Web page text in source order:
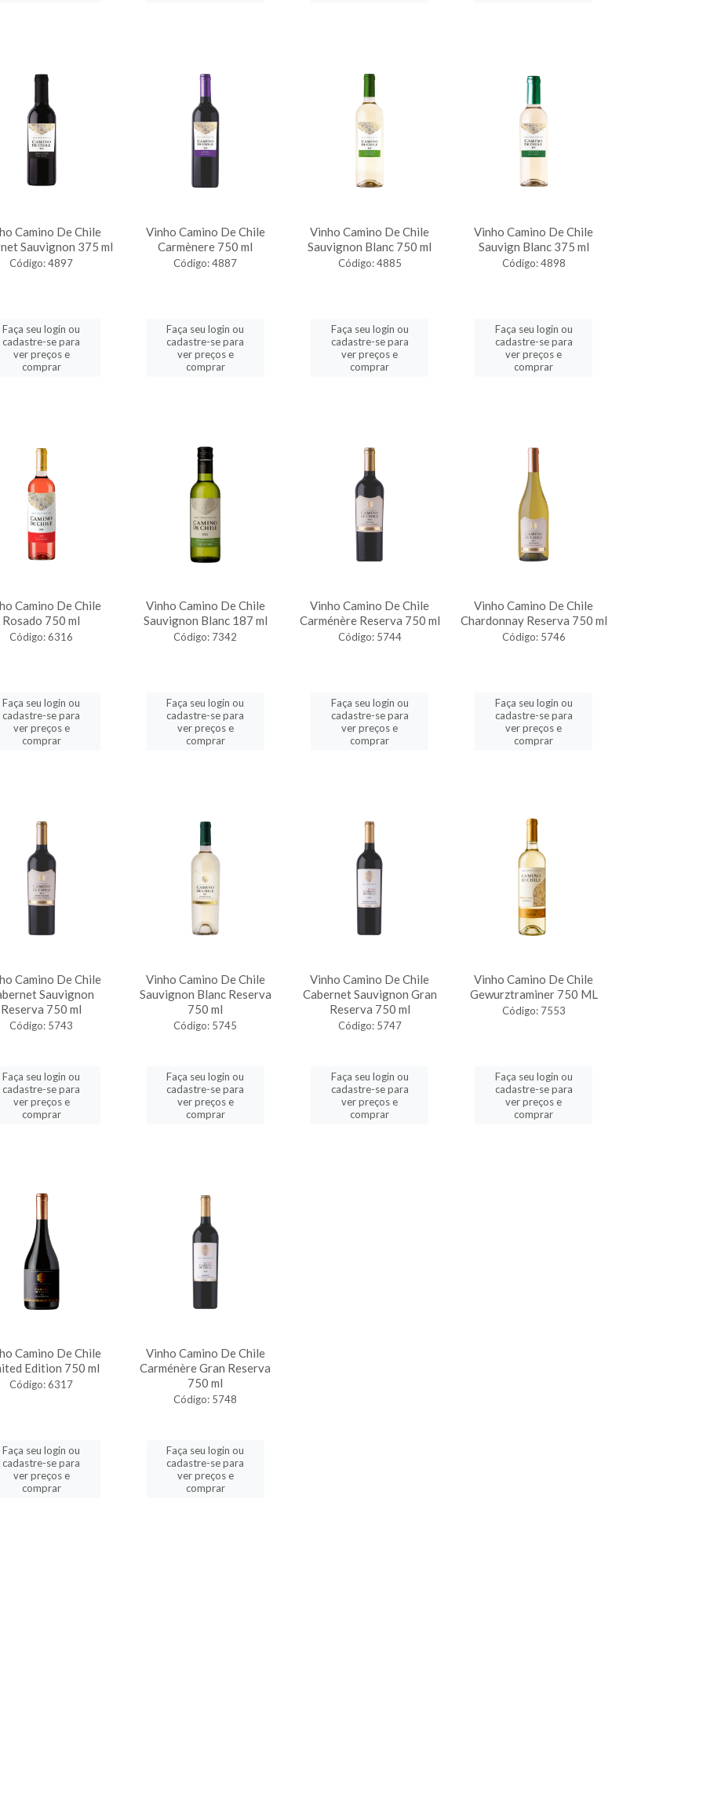
Camino De Chile
Sauvignon 375 ml
Código: 4897
Faça seu login ou
cadastre-se para
ver preços e
comprar
Vinho Camino De Chile
Carmènere 750 ml
Código: 4887
Faça seu login ou
cadastre-se para
ver preços e
comprar
Vinho Camino De Chile
Sauvignon Blanc 750 ml
Código: 4885
Faça seu login ou
cadastre-se para
ver preços e
comprar
Vinho Camino De Chile
Sauvign Blanc 375 ml
Código: 4898
Faça seu login ou
cadastre-se para
ver preços e
comprar
Camino De Chile
Rosado 750 ml
Código: 6316
Faça seu login ou
cadastre-se para
ver preços e
comprar
Vinho Camino De Chile
Sauvignon Blanc 187 ml
Código: 7342
Faça seu login ou
cadastre-se para
ver preços e
comprar
Vinho Camino De Chile
Carménère Reserva 750 ml
Código: 5744
Faça seu login ou
cadastre-se para
ver preços e
comprar
Vinho Camino De Chile
Chardonnay Reserva 750 ml
Código: 5746
Faça seu login ou
cadastre-se para
ver preços e
comprar
Camino De Chile
Sauvignon
Reserva 750 ml
Código: 5743
Faça seu login ou
cadastre-se para
ver preços e
comprar
Vinho Camino De Chile
Sauvignon Blanc Reserva
750 ml
Código: 5745
Faça seu login ou
cadastre-se para
ver preços e
comprar
Vinho Camino De Chile
Cabernet Sauvignon Gran
Reserva 750 ml
Código: 5747
Faça seu login ou
cadastre-se para
ver preços e
comprar
Vinho Camino De Chile
Gewurztraminer 750 ML
Código: 7553
Faça seu login ou
cadastre-se para
ver preços e
comprar
Camino De Chile
Edition 750 ml
Código: 6317
Faça seu login ou
cadastre-se para
ver preços e
comprar
Vinho Camino De Chile
Carménère Gran Reserva
750 ml
Código: 5748
Faça seu login ou
cadastre-se para
ver preços e
comprar